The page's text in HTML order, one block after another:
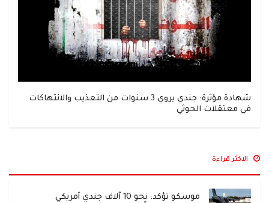
شهادة مؤثرة: جندي يروي 3 سنوات من التعذيب والانتهاكات
في معتقلات الحوثي
الاكثر قراءة
موسكو تؤكد: نحو 10 آلاف جندي أمريكي